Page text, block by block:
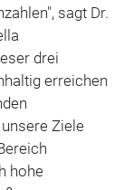
sagt Dr.
drei
erreichen
Ziele
hohe